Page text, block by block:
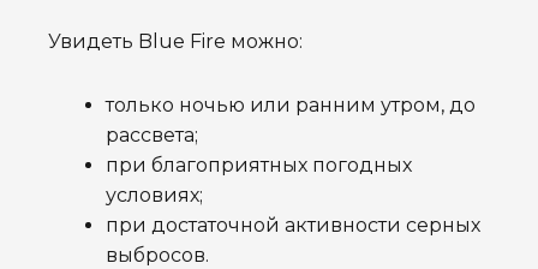
Увидеть Blue Fire можно:
только ночью или ранним утром, до
рассвета;
при благоприятных погодных
условиях;
при достаточной активности серных
выбросов.